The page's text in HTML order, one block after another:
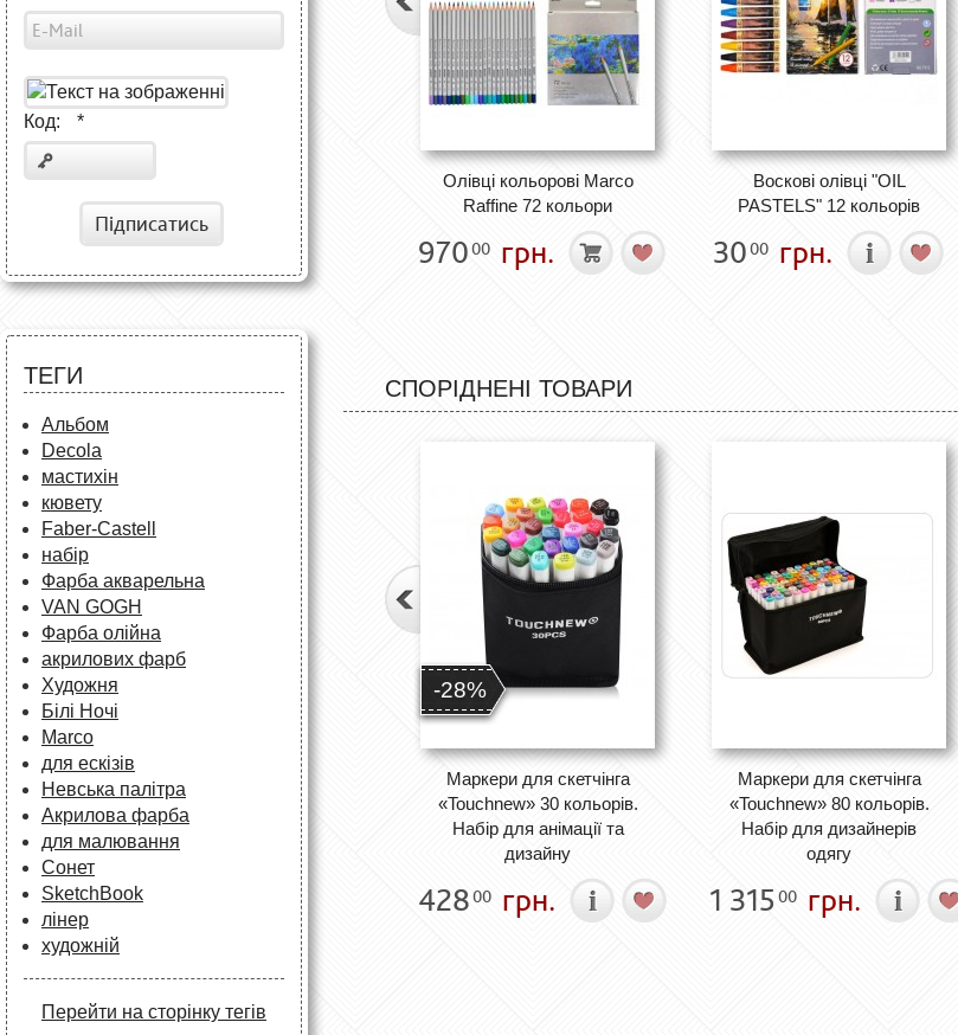
Код: *
Підписатись
ТЕГИ
Альбом
Decola
мастихін
кювету
Faber-Castell
набір
Фарба акварельна
VAN GOGH
Фарба олійна
акрилових фарб
Художня
Білі Ночі
Marco
для ескізів
Невська палітра
Акрилова фарба
для малювання
Сонет
SketchBook
лінер
художній
Перейти на сторінку тегів
Олівці кольорові Marco
Raffine 72 кольори
97000 грн.
Воскові олівці "OIL
PASTELS" 12 кольорів
3000 грн.
СПОРІДНЕНІ ТОВАРИ
-28%
Маркери для скетчінга
«Touchnew» 30 кольорів.
Набір для анімації та
дизайну
42800 грн.
Маркери для скетчінга
«Touchnew» 80 кольорів.
Набір для дизайнерів
одягу
1 315 00 грн.